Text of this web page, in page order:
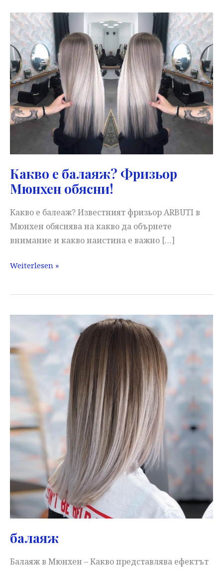
Какво е балаяж? Фризьор
Мюнхен обясни!
Какво е балеаж? Известният фризьор ARBUTI в
Мюнхен обяснява на какво да обърнете
внимание и какво наистина е важно […]
Какво
балаяж?
Weiterlesen »
балаяж
Балаяж в Мюнхен – Какво представлява ефектът